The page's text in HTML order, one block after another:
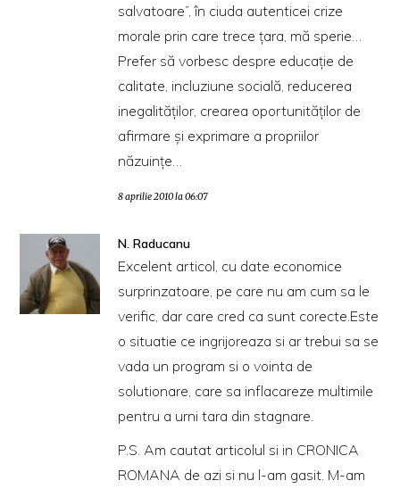
salvatoare”, în ciuda autenticei crize
morale prin care trece ţara, mă sperie…
Prefer să vorbesc despre educaţie de
calitate, incluziune socială, reducerea
inegalităţilor, crearea oportunităţilor de
afirmare şi exprimare a propriilor
năzuinţe…
8 aprilie 2010 la 06:07
N. Raducanu
Excelent articol, cu date economice
surprinzatoare, pe care nu am cum sa le
verific, dar care cred ca sunt corecte.Este
o situatie ce ingrijoreaza si ar trebui sa se
vada un program si o vointa de
solutionare, care sa inflacareze multimile
pentru a urni tara din stagnare.
P.S. Am cautat articolul si in CRONICA
ROMANA de azi si nu l-am gasit. M-am